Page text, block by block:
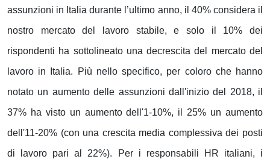
assunzioni in Italia durante l’ultimo anno, il 40% considera il
nostro mercato del lavoro stabile, e solo il 10% dei
rispondenti ha sottolineato una decrescita del mercato del
lavoro in Italia.
Più nello specifico, per coloro che hanno
notato un aumento delle assunzioni dall'inizio del 2018, il
37% ha visto un aumento dell'1-10%, il 25% un aumento
dell'11-20% (con una crescita media complessiva dei posti
di lavoro pari al 22%).
Per i responsabili HR italiani, i